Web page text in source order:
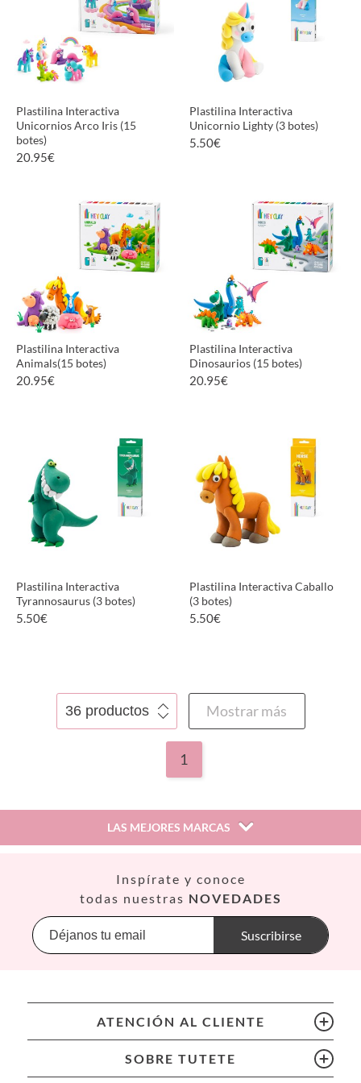
Plastilina Interactiva
Unicornios Arco Iris (15
botes)
20.95€
VER PRODUCTO
Plastilina Interactiva
Unicornio Lighty (3 botes)
5.50€
VER PRODUCTO
Plastilina Interactiva
Animals(15 botes)
20.95€
VER PRODUCTO
Plastilina Interactiva
Dinosaurios (15 botes)
20.95€
VER PRODUCTO
Plastilina Interactiva
Tyrannosaurus (3 botes)
5.50€
Plastilina Interactiva Caballo
(3 botes)
5.50€
Mostrar más
1
LAS MEJORES MARCAS
Banwood
BIBS
Inspírate y conoce
todas nuestras NOVEDADES
Suscribirse
ATENCIÓN AL CLIENTE
SOBRE TUTETE